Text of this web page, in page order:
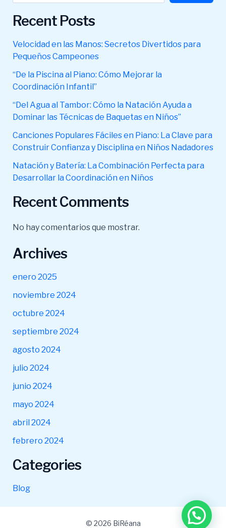
para
Enseñar
Nadar
a
Niños
Pequeños
Recent Posts
Velocidad en las Manos: Secretos Divertidos para
Pequeños Campeones
“De la Piscina al Piano: Cómo Mejorar la
Coordinación Infantil”
“Del Agua al Tambor: Cómo la Natación Ayuda a
Dominar las Técnicas de Baquetas en Niños”
Canciones Populares Fáciles en Piano: La Clave para
Construir Confianza y Disciplina en Niños Nadadores
Natación y Batería: La Combinación Perfecta para
Desarrollar la Coordinación en Niños
Recent Comments
No hay comentarios que mostrar.
Archives
enero 2025
noviembre 2024
octubre 2024
septiembre 2024
agosto 2024
julio 2024
junio 2024
mayo 2024
abril 2024
febrero 2024
Categories
Blog
© 2026 BiRéana